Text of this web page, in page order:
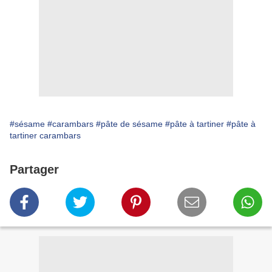
#sésame #carambars #pâte de sésame #pâte à tartiner #pâte à
tartiner carambars
Partager